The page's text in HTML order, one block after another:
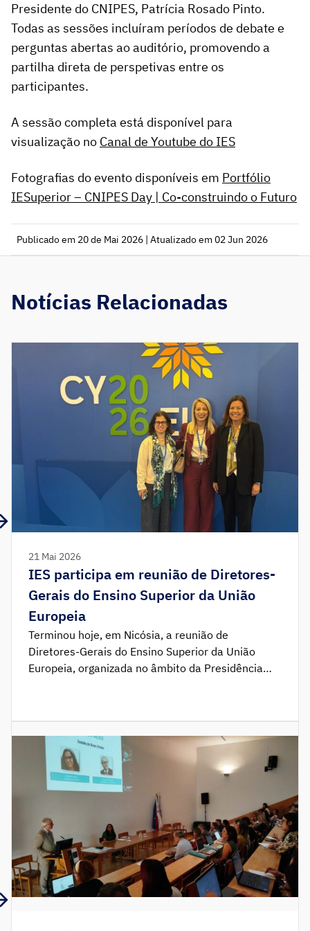
Presidente do CNIPES, Patrícia Rosado Pinto.
Todas as sessões incluíram períodos de debate e
perguntas abertas ao auditório, promovendo a
partilha direta de perspetivas entre os
participantes.
A sessão completa está disponível para
visualização no Canal de Youtube do IES
Fotografias do evento disponíveis em Portfólio
IESuperior – CNIPES Day | Co-construindo o Futuro
Publicado em 20 de Mai 2026 | Atualizado em 02 Jun 2026
Notícias Relacionadas
21 Mai 2026
IES participa em reunião de Diretores-
Gerais do Ensino Superior da União
Europeia
Terminou hoje, em Nicósia, a reunião de
Diretores-Gerais do Ensino Superior da União
Europeia, organizada no âmbito da Presidência
Instituto para o Ensino Superior, Cristina Perdigão,
em representação do Presidente do IES, e pela
Subdiretora-Geral da Direção-Geral de Estudos,
Planeamento e Avaliação (DGEPA), […]